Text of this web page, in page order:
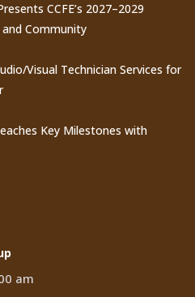
CCFE’s 2027–2029
Community
Visual Technician Services for
Key Milestones with
am